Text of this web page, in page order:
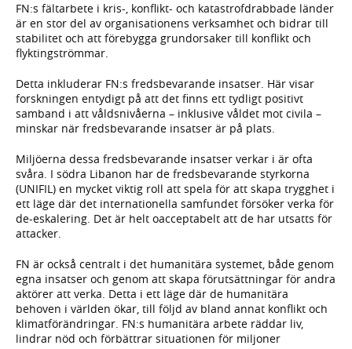
FN:s fältarbete i kris-, konflikt- och katastrofdrabbade länder
är en stor del av organisationens verksamhet och bidrar till
stabilitet och att förebygga grundorsaker till konflikt och
flyktingströmmar.
Detta inkluderar FN:s fredsbevarande insatser. Här visar
forskningen entydigt på att det finns ett tydligt positivt
samband i att våldsnivåerna – inklusive våldet mot civila –
minskar när fredsbevarande insatser är på plats.
Miljöerna dessa fredsbevarande insatser verkar i är ofta
svåra. I södra Libanon har de fredsbevarande styrkorna
(UNIFIL) en mycket viktig roll att spela för att skapa trygghet i
ett läge där det internationella samfundet försöker verka för
de-eskalering. Det är helt oacceptabelt att de har utsatts för
attacker.
FN är också centralt i det humanitära systemet, både genom
egna insatser och genom att skapa förutsättningar för andra
aktörer att verka. Detta i ett läge där de humanitära
behoven i världen ökar, till följd av bland annat konflikt och
klimatförändringar. FN:s humanitära arbete räddar liv,
lindrar nöd och förbättrar situationen för miljoner